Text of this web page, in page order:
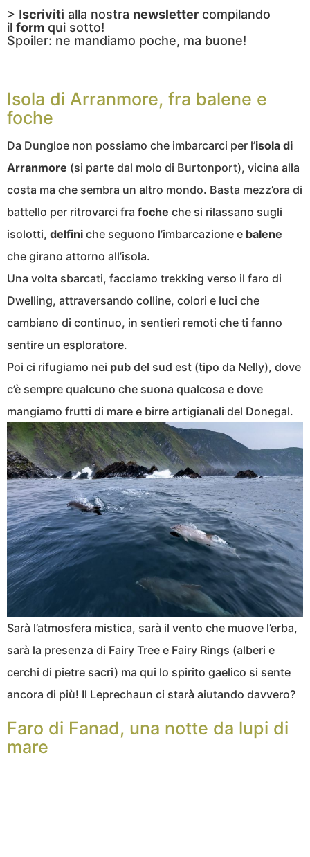
> Iscriviti alla nostra newsletter compilando
il form qui sotto!
Spoiler: ne mandiamo poche, ma buone!
Isola di Arranmore, fra balene e
foche
Da Dungloe non possiamo che imbarcarci per l’isola di
Arranmore (si parte dal molo di Burtonport), vicina alla
costa ma che sembra un altro mondo. Basta mezz’ora di
battello per ritrovarci fra foche che si rilassano sugli
isolotti, delfini che seguono l’imbarcazione e balene
che girano attorno all’isola.
Una volta sbarcati, facciamo trekking verso il faro di
Dwelling, attraversando colline, colori e luci che
cambiano di continuo, in sentieri remoti che ti fanno
sentire un esploratore.
Poi ci rifugiamo nei pub del sud est (tipo da Nelly), dove
c’è sempre qualcuno che suona qualcosa e dove
mangiamo frutti di mare e birre artigianali del Donegal.
Sarà l’atmosfera mistica, sarà il vento che muove l’erba,
sarà la presenza di Fairy Tree e Fairy Rings (alberi e
cerchi di pietre sacri) ma qui lo spirito gaelico si sente
ancora di più! Il Leprechaun ci starà aiutando davvero?
Faro di Fanad, una notte da lupi di
mare